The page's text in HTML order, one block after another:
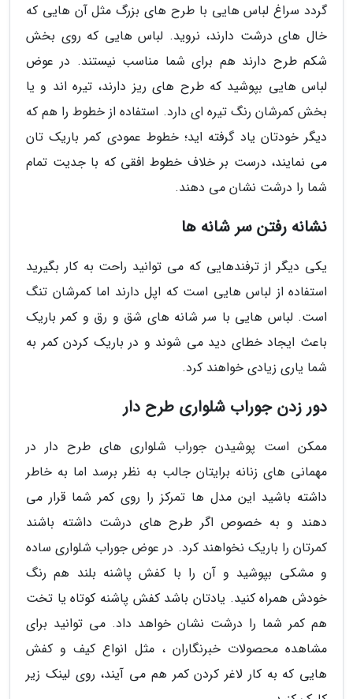
گردد سراغ لباس هایی با طرح های بزرگ مثل آن هایی که
خال های درشت دارند، نروید. لباس هایی که روی بخش
شکم طرح دارند هم برای شما مناسب نیستند. در عوض
لباس هایی بپوشید که طرح های ریز دارند، تیره اند و یا
بخش کمرشان رنگ تیره ای دارد. استفاده از خطوط را هم که
دیگر خودتان یاد گرفته اید؛ خطوط عمودی کمر باریک تان
می نمایند، درست بر خلاف خطوط افقی که با جدیت تمام
شما را درشت نشان می دهند.
نشانه رفتن سر شانه ها
یکی دیگر از ترفندهایی که می توانید راحت به کار بگیرید
استفاده از لباس هایی است که اپل دارند اما کمرشان تنگ
است. لباس هایی با سر شانه های شق و رق و کمر باریک
باعث ایجاد خطای دید می شوند و در باریک کردن کمر به
شما یاری زیادی خواهند کرد.
دور زدن جوراب شلواری طرح دار
ممکن است پوشیدن جوراب شلواری های طرح دار در
مهمانی های زنانه برایتان جالب به نظر برسد اما به خاطر
داشته باشید این مدل ها تمرکز را روی کمر شما قرار می
دهند و به خصوص اگر طرح های درشت داشته باشند
کمرتان را باریک نخواهند کرد. در عوض جوراب شلواری ساده
و مشکی بپوشید و آن را با کفش پاشنه بلند هم رنگ
خودش همراه کنید. یادتان باشد کفش پاشنه کوتاه یا تخت
هم کمر شما را درشت نشان خواهد داد. می توانید برای
مشاهده محصولات خبرنگاران ، مثل انواع کیف و کفش
هایی که به کار لاغر کردن کمر هم می آیند، روی لینک زیر